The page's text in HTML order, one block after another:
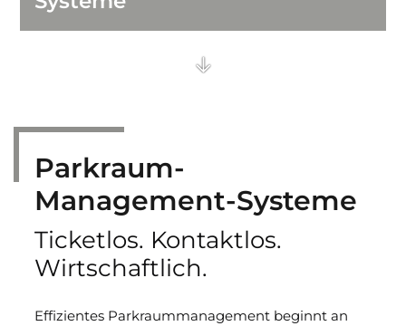
Parkraum-
Management-Systeme
Ticketlos. Kontaktlos.
Wirtschaftlich.
Effizientes Parkraummanagement beginnt an